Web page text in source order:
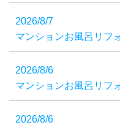
2026/8/7
マンションお風呂リフ
2026/8/6
マンションお風呂リフ
2026/8/6